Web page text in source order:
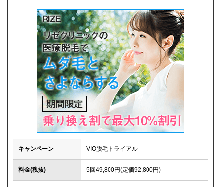
キャンペーン VIO脱毛トライアル
料金(税抜) 5回49,800円(定価92,800円)